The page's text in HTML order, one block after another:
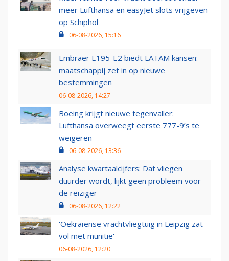
meer Lufthansa en easyJet slots vrijgeven
op Schiphol
06-08-2026, 15:16
Embraer E195-E2 biedt LATAM kansen:
maatschappij zet in op nieuwe
bestemmingen
06-08-2026, 14:27
Boeing krijgt nieuwe tegenvaller:
Lufthansa overweegt eerste 777-9’s te
weigeren
06-08-2026, 13:36
Analyse kwartaalcijfers: Dat vliegen
duurder wordt, lijkt geen probleem voor
de reiziger
06-08-2026, 12:22
'Oekraïense vrachtvliegtuig in Leipzig zat
vol met munitie'
06-08-2026, 12:20